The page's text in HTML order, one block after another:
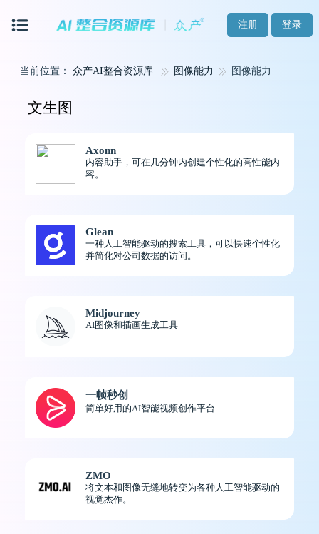
注册 登录
当前位置： 众产AI整合资源库 图像能力 图像能力
文生图
Axonn
内容助手，可在几分钟内创建个性化的高性能内
容。
Glean
一种人工智能驱动的搜索工具，可以快速个性化
并简化对公司数据的访问。
Midjourney
AI图像和插画生成工具
一帧秒创
简单好用的AI智能视频创作平台
ZMO
将文本和图像无缝地转变为各种人工智能驱动的
视觉杰作。